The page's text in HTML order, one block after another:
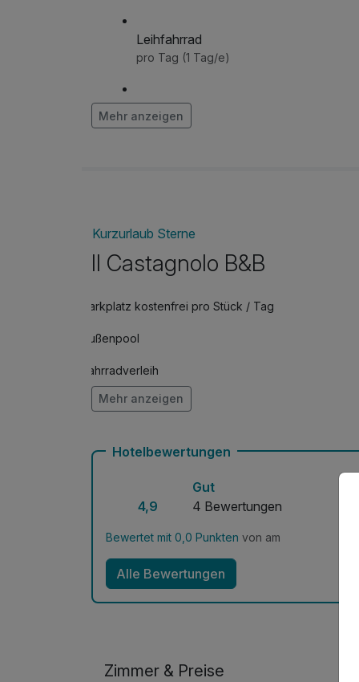
Leihfahrrad
pro Tag (1 Tag/e)
Picknickkorb für 2 Personen
Mehr anzeigen
Kurzurlaub Sterne
Il Castagnolo B&B
Parkplatz kostenfrei pro Stück / Tag
Außenpool
Fahrradverleih
Mit Hotelbar
Mehr anzeigen
Hotelbewertungen
4,9
Gut
4 Bewertungen
Bewertet mit 0,0 Punkten von am
Alle Bewertungen
Zimmer & Preise